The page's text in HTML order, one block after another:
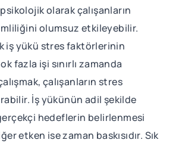
olarak çalışanların
olumsuz etkileyebilir.
iş yükü stres faktörlerinin
fazla işi sınırlı zamanda
çalışanların stres
İş yükünün adil şekilde
hedeflerin belirlenmesi
etken ise zaman baskısıdır. Sık